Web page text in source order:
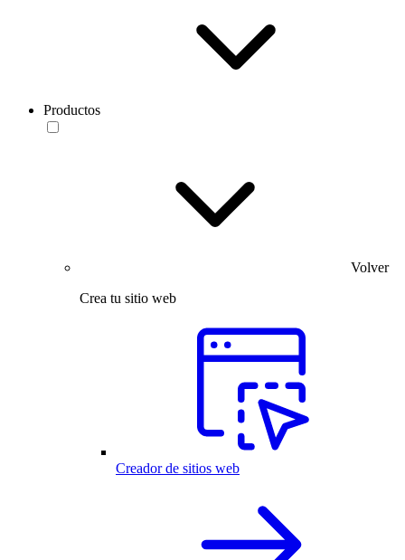
Productos
Volver
Crea tu sitio web
Creador de sitios web